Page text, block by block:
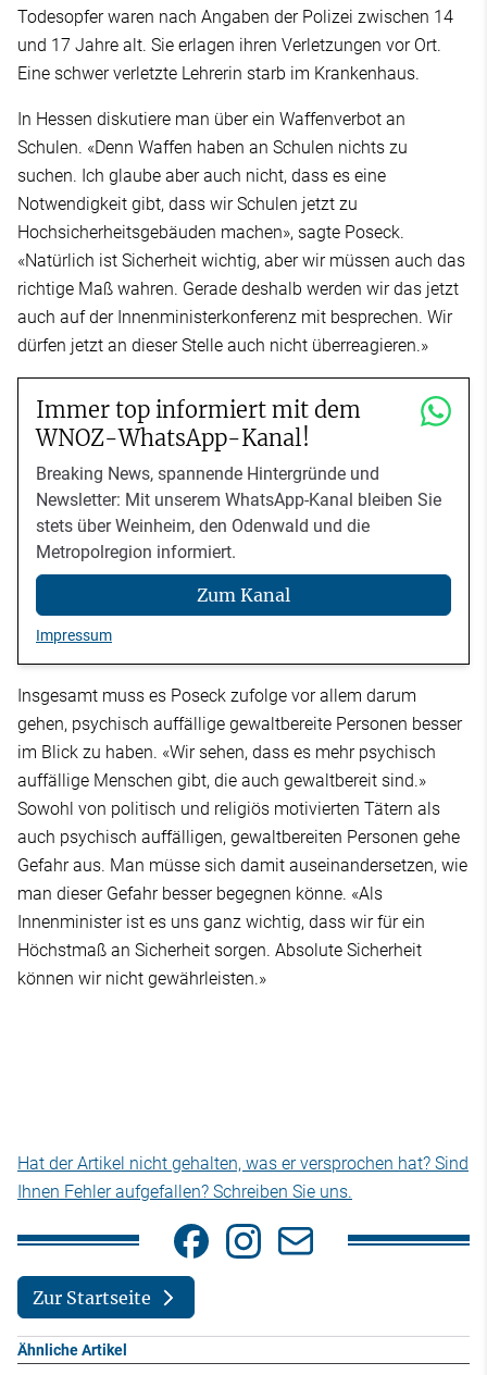
Todesopfer waren nach Angaben der Polizei zwischen 14
und 17 Jahre alt. Sie erlagen ihren Verletzungen vor Ort.
Eine schwer verletzte Lehrerin starb im Krankenhaus.
In Hessen diskutiere man über ein Waffenverbot an
Schulen. «Denn Waffen haben an Schulen nichts zu
suchen. Ich glaube aber auch nicht, dass es eine
Notwendigkeit gibt, dass wir Schulen jetzt zu
Hochsicherheitsgebäuden machen», sagte Poseck.
«Natürlich ist Sicherheit wichtig, aber wir müssen auch das
richtige Maß wahren. Gerade deshalb werden wir das jetzt
auch auf der Innenministerkonferenz mit besprechen. Wir
dürfen jetzt an dieser Stelle auch nicht überreagieren.»
Immer top informiert mit dem
WNOZ-WhatsApp-Kanal!
Breaking News, spannende Hintergründe und
Newsletter: Mit unserem WhatsApp-Kanal bleiben Sie
stets über Weinheim, den Odenwald und die
Metropolregion informiert.
Zum Kanal
Impressum
Insgesamt muss es Poseck zufolge vor allem darum
gehen, psychisch auffällige gewaltbereite Personen besser
im Blick zu haben. «Wir sehen, dass es mehr psychisch
auffällige Menschen gibt, die auch gewaltbereit sind.»
Sowohl von politisch und religiös motivierten Tätern als
auch psychisch auffälligen, gewaltbereiten Personen gehe
Gefahr aus. Man müsse sich damit auseinandersetzen, wie
man dieser Gefahr besser begegnen könne. «Als
Innenminister ist es uns ganz wichtig, dass wir für ein
Höchstmaß an Sicherheit sorgen. Absolute Sicherheit
können wir nicht gewährleisten.»
Hat der Artikel nicht gehalten, was er versprochen hat? Sind
Ihnen Fehler aufgefallen? Schreiben Sie uns.
Zur Startseite
Ähnliche Artikel